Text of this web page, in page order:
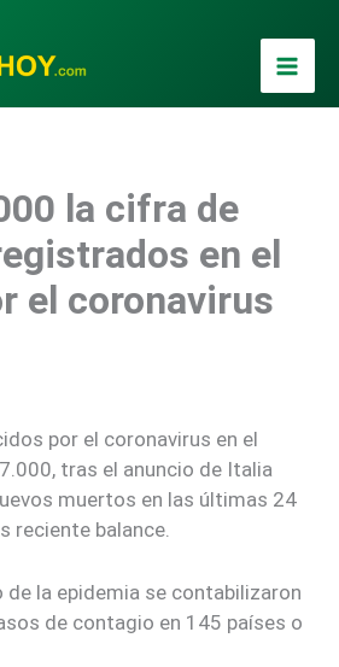
la cifra de
en el
el coronavirus
por el coronavirus en el
tras el anuncio de Italia
muertos en las últimas 24
reciente balance.
de la epidemia se contabilizaron
de contagio en 145 países o